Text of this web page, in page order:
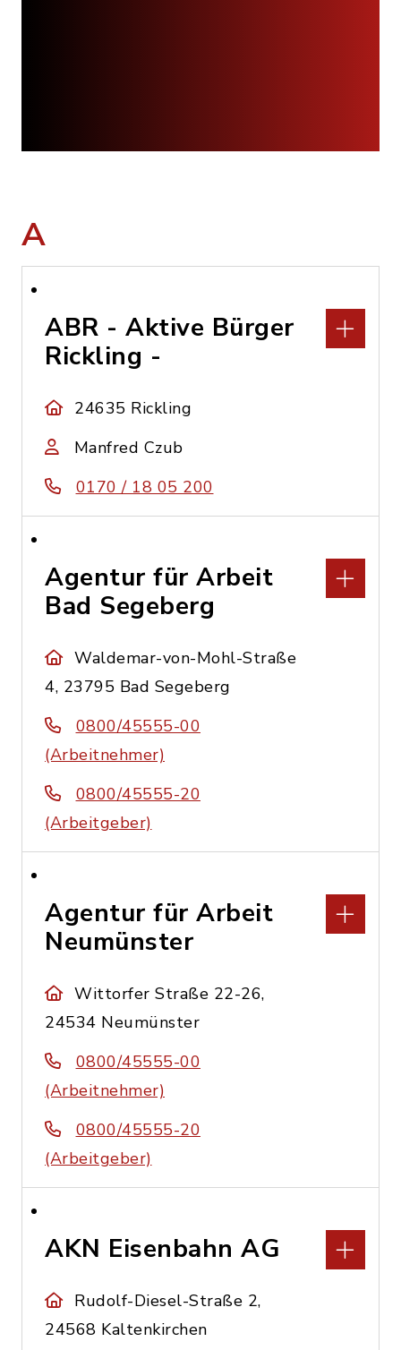
A
ABR - Aktive Bürger
Rickling -
24635 Rickling
Manfred Czub
0170 / 18 05 200
Agentur für Arbeit
Bad Segeberg
Waldemar-von-Mohl-Straße
4, 23795 Bad Segeberg
0800/45555-00
(Arbeitnehmer)
0800/45555-20
(Arbeitgeber)
Agentur für Arbeit
Neumünster
Wittorfer Straße 22-26,
24534 Neumünster
0800/45555-00
(Arbeitnehmer)
0800/45555-20
(Arbeitgeber)
AKN Eisenbahn AG
Rudolf-Diesel-Straße 2,
24568 Kaltenkirchen